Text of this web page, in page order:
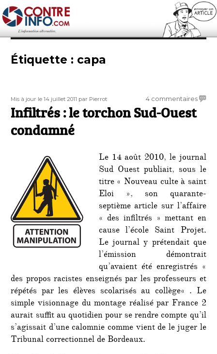
Contre-Info
Étiquette : capa
Publié
le
Mis à jour le 14 juillet 2011 Auteur
par Pierrot 4 commentairessur
:
Ouest
Infiltrés : le torchon Sud-Ouest
condamné
Le 14 août 2010, le journal
Sud Ouest publiait, sous le
titre « Nouveau culte à saint
Eloi », son quarante-
septième article sur l’affaire
« des infiltrés » mettant en
cause l’école Saint Projet.
Le journal y prétendait que
l’émission démontrait
qu’avaient été enregistrés «
des propos racistes enseignés par les professeurs et
répétés par les élèves scolarisés au collège« . Le
simple visionnage du montage réalisé par France 2
aurait suffit au quotidien pour se rendre compte qu’il
s’agissait d’une calomnie comme vient de le juger le
Tribunal correctionnel de Bordeaux.